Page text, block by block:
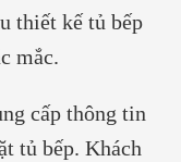
thiết kế tủ bếp
mắc.
cấp thông tin
tủ bếp. Khách